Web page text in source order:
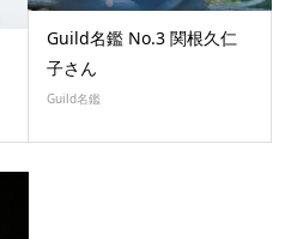
Guild名鑑 No.3 関根久仁
子さん
Guild名鑑